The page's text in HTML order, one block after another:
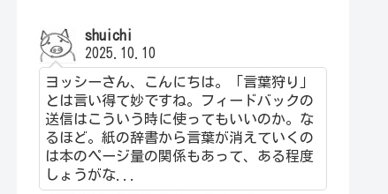
shuichi
2025.10.10
ヨッシーさん、こんにちは。「言葉狩り」
とは言い得て妙ですね。フィードバックの
送信はこういう時に使ってもいいのか。な
るほど。紙の辞書から言葉が消えていくの
は本のページ量の関係もあって、ある程度
しょうがな...